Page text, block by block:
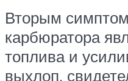
Вторым
карбюратора
топлива и
выхлоп,